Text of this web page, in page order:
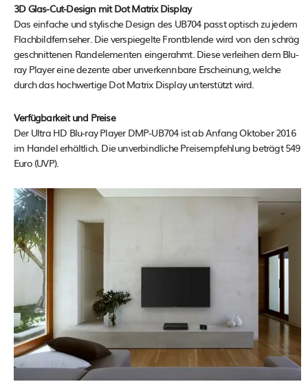
3D Glas-Cut-Design mit Dot Matrix Display
Das einfache und stylische Design des UB704 passt optisch zu jedem
Flachbildfernseher. Die verspiegelte Frontblende wird von den schräg
geschnittenen Randelementen eingerahmt. Diese verleihen dem Blu-
ray Player eine dezente aber unverkennbare Erscheinung, welche
durch das hochwertige Dot Matrix Display unterstützt wird.
Verfügbarkeit und Preise
Der Ultra HD Blu-ray Player DMP-UB704 ist ab Anfang Oktober 2016
im Handel erhältlich. Die unverbindliche Preisempfehlung beträgt 549
Euro (UVP).